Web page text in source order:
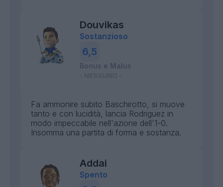
Douvikas
Sostanzioso
6,5
Bonus e Malus
Fa ammonire subito Baschirotto, si muove
tanto e con lucidità, lancia Rodriguez in
modo impeccabile nell'azione dell'1-0.
Insomma una partita di forma e sostanza.
Addai
Spento